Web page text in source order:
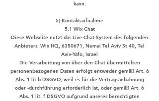
kann.
5) Kontaktaufnahme
5.1 Wix Chat
Diese Webseite nutzt das Live-Chat-System des folgenden
Anbieters: Wix HQ, 6350671 , Nemal Tel Aviv St 40, Tel
Aviv-Yafo, Israel
Die Verarbeitung von über den Chat übermittelten
personenbezogenen Daten erfolgt entweder gemäß Art. 6
Abs. 1 lit b DSGVO, weil es für die Vertragsanbahnung
oder -durchführung erforderlich ist, oder gemäß Art. 6
Abs. 1 lit. f DSGVO aufgrund unseres berechtigten